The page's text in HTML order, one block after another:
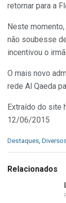
retornar para a
Neste
não soubesse
incentivou o
O mais novo
rede Al Qaeda
Extraído do site
12/06/2015
C
e
Destaques
Relacionados